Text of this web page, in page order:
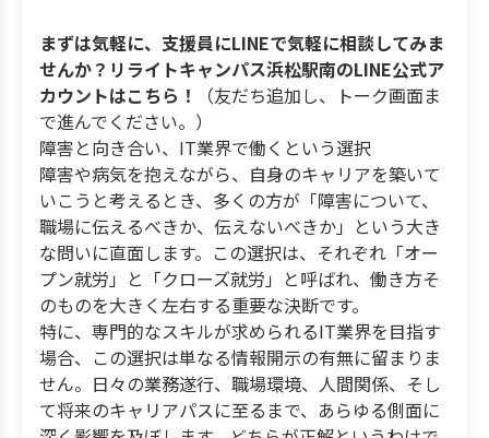
まずは気軽に、支援員にLINEで気軽に相談してみま
せんか？リライトキャンパス浜松駅南のLINE公式ア
カウントはこちら！
（友だち追加し、トーク画面ま
で進んでください。）
障害と向き合い、IT業界で働くという選択
障害や病気を抱えながら、自身のキャリアを築いて
いこうと考えるとき、多くの方が「障害について、
職場に伝えるべきか、伝えないべきか」という大き
な問いに直面します。この選択は、それぞれ「オー
プン就労」と「クローズ就労」と呼ばれ、働き方そ
のものを大きく左右する重要な決断です。
特に、専門的なスキルが求められるIT業界を目指す
場合、この選択は単なる情報開示の有無に留まりま
せん。日々の業務遂行、職場環境、人間関係、そし
て将来のキャリアパスに至るまで、あらゆる側面に